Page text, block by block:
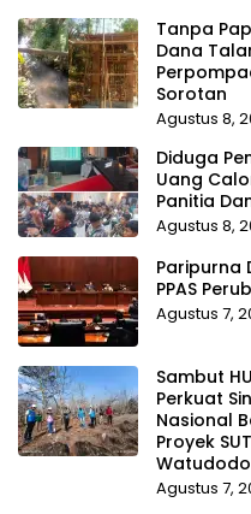
Tanpa
Dana
Sorotan
Agustus 8,
Diduga
Uang
Panitia
Agustus 8,
Paripurna
PPAS
Agustus 7,
Sambut
Perkuat
Nasional
Proyek
Agustus 7,